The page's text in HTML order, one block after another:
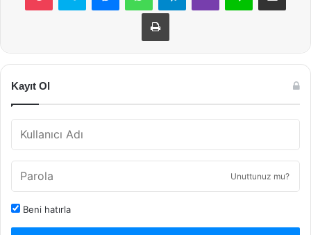
Yazdır
Kayıt Ol
Unuttunuz mu?
Beni hatırla